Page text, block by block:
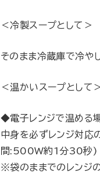
＜冷製スープとして＞
そのまま冷蔵庫で冷や
＜温かいスープとして＞
◆電子レンジで温める
中身を必ずレンジ対応
間:500W約1分30秒)
※袋のままでのレンジ